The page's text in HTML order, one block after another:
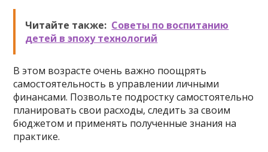
Читайте также: Советы по воспитанию
детей в эпоху технологий
В этом возрасте очень важно поощрять
самостоятельность в управлении личными
финансами. Позвольте подростку самостоятельно
планировать свои расходы, следить за своим
бюджетом и применять полученные знания на
практике.